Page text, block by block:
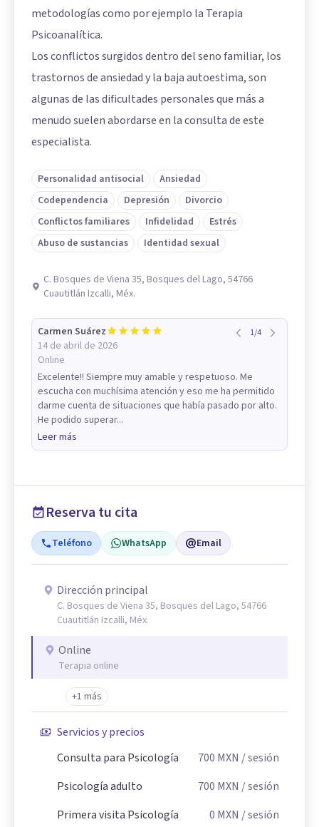
metodologías como por ejemplo la Terapia
Psicoanalítica.
Los conflictos surgidos dentro del seno familiar, los
trastornos de ansiedad y la baja autoestima, son
algunas de las dificultades personales que más a
menudo suelen abordarse en la consulta de este
especialista.
Personalidad antisocial
Ansiedad
Codependencia
Depresión
Divorcio
Conflictos familiares
Infidelidad
Estrés
Abuso de sustancias
Identidad sexual
C. Bosques de Viena 35, Bosques del Lago, 54766
Cuautitlán Izcalli, Méx.
Carmen Suárez
14 de abril de 2026
Online
1/4
Excelente!! Siempre muy amable y respetuoso. Me
escucha con muchísima atención y eso me ha permitido
darme cuenta de situaciones que había pasado por alto.
He podido superar...
Leer más
Reserva tu cita
Teléfono WhatsApp Email
Dirección principal
C. Bosques de Viena 35, Bosques del Lago, 54766
Cuautitlán Izcalli, Méx.
Online
Terapia online
+1 más
Servicios y precios
Consulta para Psicología
700 MXN / sesión
Psicología adulto
700 MXN / sesión
Primera visita Psicología
0 MXN / sesión